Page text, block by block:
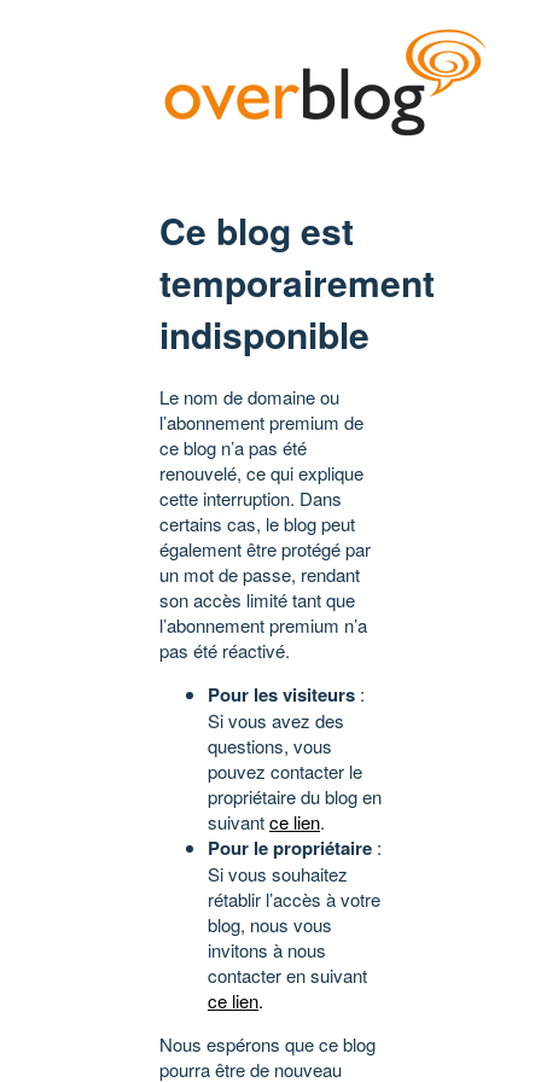
Ce blog est
temporairement
indisponible
Le nom de domaine ou
l’abonnement premium de
ce blog n’a pas été
renouvelé, ce qui explique
cette interruption. Dans
certains cas, le blog peut
également être protégé par
un mot de passe, rendant
son accès limité tant que
l’abonnement premium n’a
pas été réactivé.
Pour les visiteurs :
Si vous avez des
questions, vous
pouvez contacter le
propriétaire du blog en
suivantce lien.
Pour le propriétaire :
Si vous souhaitez
rétablir l’accès à votre
blog, nous vous
invitons à nous
contacter en suivant
ce lien.
Nous espérons que ce blog
pourra être de nouveau